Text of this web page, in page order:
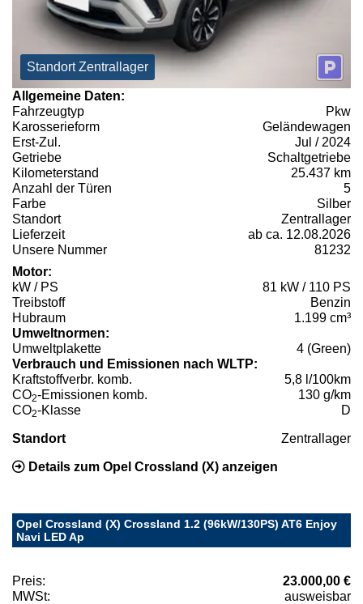
Standort Zentrallager
Allgemeine Daten:
Fahrzeugtyp
Pkw
Karosserieform
Geländewagen
Erst-Zul.
Jul / 2024
Getriebe
Schaltgetriebe
Kilometerstand
25.437 km
Anzahl der Türen
5
Farbe
Silber
Standort
Zentrallager
Lieferzeit
ab ca. 12.08.2026
Unsere Nummer
81232
Motor:
kW / PS
81 kW / 110 PS
Treibstoff
Benzin
Hubraum
1.199 cm³
Umweltnormen:
Umweltplakette
4 (Green)
Verbrauch und Emissionen nach WLTP:
Kraftstoffverbr. komb.
5,8 l/100km
CO2-Emissionen komb.
130 g/km
CO2-Klasse D
Standort Zentrallager
Details zum Opel Crossland (X) anzeigen
Opel Crossland (X) Crossland 1.2 (96kW/130PS) AT6 Enjoy
Navi LED Ap
Preis:
23.000,00 €
MWSt:
ausweisbar